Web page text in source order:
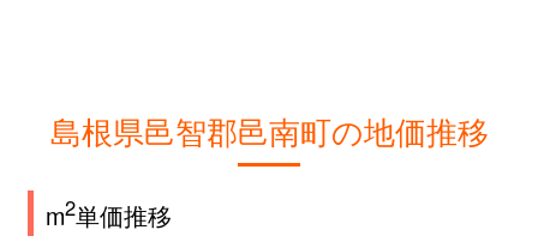
島根県邑智郡邑南町の地価推移
m2単価推移